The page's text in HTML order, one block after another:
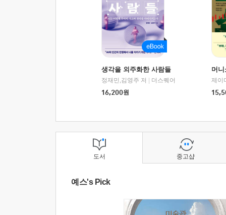
생각을 외주화한 사람들
정재민,김영주 저
더스퀘어
16,200원
머
도서
예스's Pick
중고샵